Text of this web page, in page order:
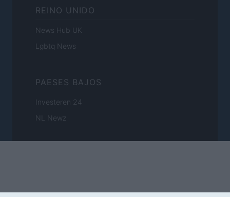
REINO UNIDO
News Hub UK
Lgbtq News
PAESES BAJOS
Investeren 24
NL Newz